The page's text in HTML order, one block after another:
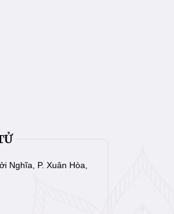
Nghĩa, P. Xuân Hòa,